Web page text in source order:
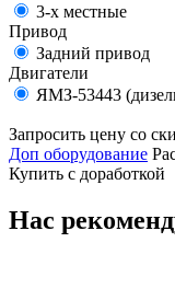
3-х местные
Привод
Задний привод
Двигатели
ЯМЗ-53443
Запросить цену со
Доп оборудование
Купить с доработкой
Нас